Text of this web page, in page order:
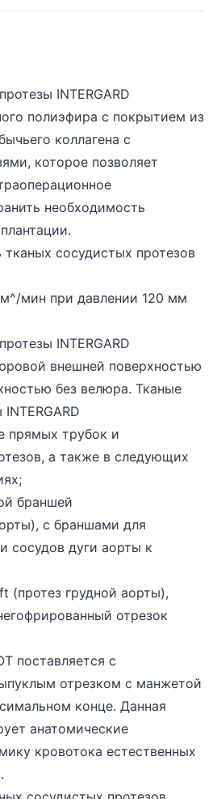
INTERGARD
полиэфира с покрытием из
коллагена с
которое позволяет
необходимость
сосудистых протезов
мин при давлении 120 мм
INTERGARD
внешней поверхностью
без велюра. Тканые
прямых трубок и
а также в следующих
браншей
с браншами для
сосудов дуги аорты к
(протез грудной аорты),
отрезок
поставляется с
отрезком с манжетой
конце. Данная
анатомические
кровотока естественных